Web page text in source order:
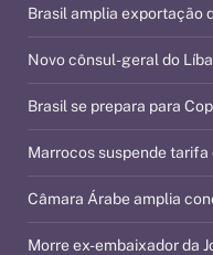
Brasil amplia exportação
Novo cônsul-geral do
Brasil se prepara para
Marrocos suspende tarifa
Câmara Árabe amplia
Morre ex-embaixador da